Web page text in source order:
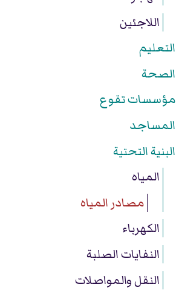
اللاجئين
التعليم
الصحة
مؤسسات تقوع
المساجد
البنية التحتية
المياه
مصادر المياه
الكهرباء
النفايات الصلبة
النقل والمواصلات